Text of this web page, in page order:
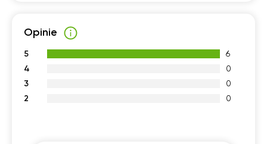
Opinie
5
6
4
0
3
0
2
0